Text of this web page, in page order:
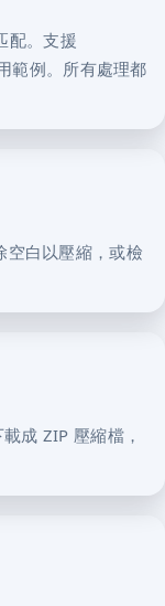
配。支援
例。所有處理都
空白以壓縮，或檢
成 ZIP 壓縮檔，